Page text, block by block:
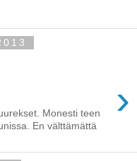
›
Monesti teen
En välttämättä